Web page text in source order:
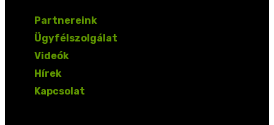
Partnereink
Ügyfélszolgálat
Videók
Hírek
Kapcsolat